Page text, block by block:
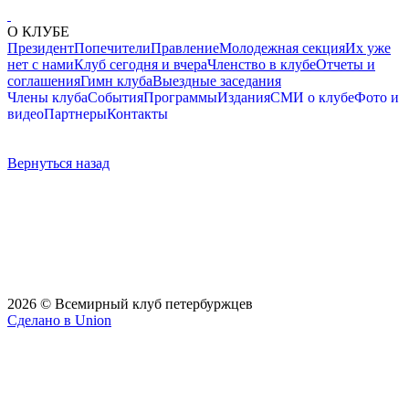
О КЛУБЕ
ПрезидентПопечителиПравлениеМолодежная секцияИх уже
нет с намиКлуб сегодня и вчераЧленство в клубеОтчеты и
соглашенияГимн клубаВыездные заседания
Члены клубаСобытияПрограммыИзданияСМИ о клубеФото и
видеоПартнерыКонтакты
Вернуться назад
2026 © Всемирный клуб петербуржцев
Сделано в Union